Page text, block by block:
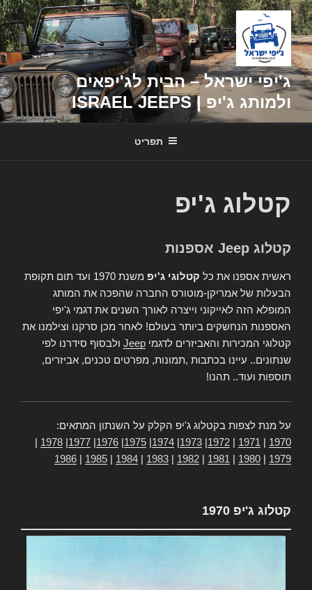
דילוג
לתוכן
ג'יפי ישראל – הבית לג'יפאים
ולמותג ג'יפ | ISRAEL JEEPS
תפריט
קטלוג ג'יפ
קטלוג Jeep אספנות
ראשית אספנו את כל קטלוגי ג'יפ
משנת 1970 ועד תום תקופת
הבעלות של אמריקן-מוטורס החברה שהפכה את המותג
המופלא הזה לאייקוני וייצרה לאורך השנים את דגמי ג'יפי
האספנות הנחשקים ביותר בעולם! לאחר מכן סרקנו וצילמנו את
קטלוגי המכירות והאביזרים לדגמי Jeep ולבסוף סידרנו לפי
שנתונים.. עיינו בכתבות ,תמונות, מפרטים טכנים, אביזרים,
תוספות ועוד.. תהנו!
על מנת לצפות בקטלוג ג'יפ הקלק על השנתון המתאים:
1970
1971
1972
1973
1974
1975
1976
1977
1978
1979
1980
1981
1982
1983
1984
1985
1986
קטלוג ג'יפ 1970